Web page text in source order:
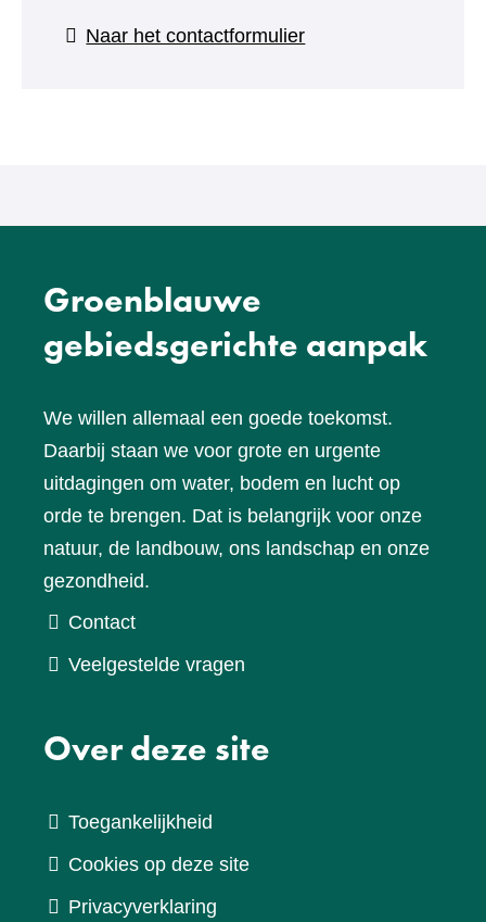
Naar het contactformulier(verwijst
Groenblauwe
gebiedsgerichte aanpak
We willen allemaal een goede toekomst.
Daarbij staan we voor grote en urgente
uitdagingen om water, bodem en lucht op
orde te brengen. Dat is belangrijk voor onze
natuur, de landbouw, ons landschap en onze
gezondheid.
Contact
Veelgestelde vragen
Over deze site
Toegankelijkheid
Cookies op deze site
Privacyverklaring